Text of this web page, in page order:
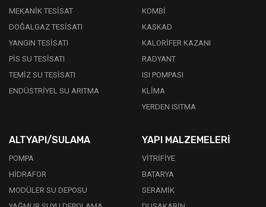
MEKANİK TESİSAT
DOĞALGAZ TESİSATI
YANGIN TESİSATI
PİS SU TESİSATI
TEMİZ SU TESİSATI
ENDÜSTRİYEL SU ARITMA
KOMBİ
KASKAD
KALORİFER KAZANI
RADYANT
ISI POMPASI
KLİMA
YERDEN ISITMA
ALTYAPI/SULAMA
POMPA
HİDRAFOR
MODÜLER SU DEPOSU
YAPI MALZEMELERİ
VİTRİFİYE
BATARYA
SERAMİK